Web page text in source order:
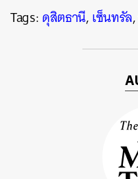
Tags:ดุสิตธานี,เซ็นทรัล